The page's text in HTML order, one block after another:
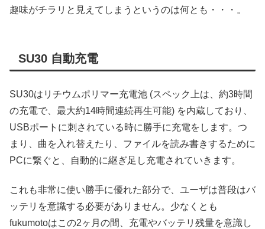
趣味がチラリと見えてしまうというのは何とも・・・。
SU30 自動充電
SU30はリチウムポリマー充電池 (スペック上は、約3時間
の充電で、最大約14時間連続再生可能) を内蔵しており、
USBポートに刺されている時に勝手に充電をします。つ
まり、曲を入れ替えたり、ファイルを読み書きするために
PCに繋ぐと、自動的に継ぎ足し充電されていきます。
これも非常に使い勝手に優れた部分で、ユーザは普段はバ
ッテリを意識する必要がありません。少なくとも
fukumotoはこの2ヶ月の間、充電やバッテリ残量を意識し